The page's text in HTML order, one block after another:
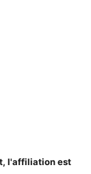
l'affiliation est